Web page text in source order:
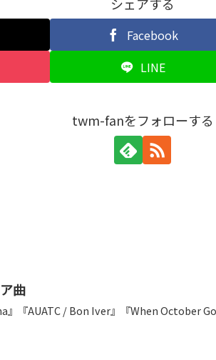
Facebook
LINE
twm-fanをフォローする
曲
』『AUATC / Bon Iver』『When October